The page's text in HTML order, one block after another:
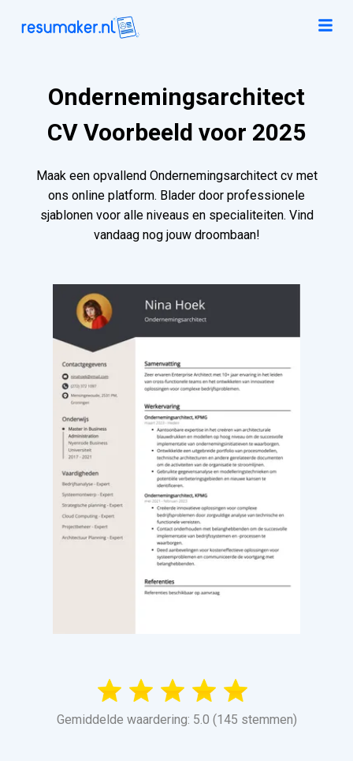
Ondernemingsarchitect
CV Voorbeeld voor 2025
Maak een opvallend Ondernemingsarchitect cv met
ons online platform. Blader door professionele
sjablonen voor alle niveaus en specialiteiten. Vind
vandaag nog jouw droombaan!
Gemiddelde waardering: 5.0 (145 stemmen)